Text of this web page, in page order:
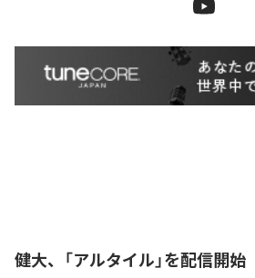
健大、「アルタイル」を配信開始